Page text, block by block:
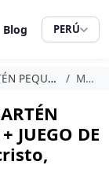
Blog PERÚ
BOWLS 3 PIEZAS Montecristo
JUEGO DE